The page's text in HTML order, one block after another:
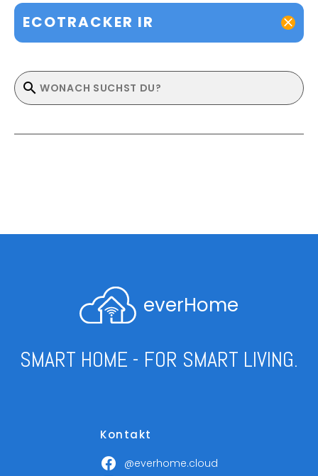
ECOTRACKER IR
everHome
SMART HOME - FOR SMART LIVING.
Kontakt
@everhome.cloud